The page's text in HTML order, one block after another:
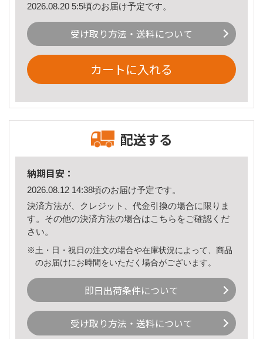
2026.08.20 5:5頃のお届け予定です。
受け取り方法・送料について
カートに入れる
配送する
納期目安：
2026.08.12 14:38頃のお届け予定です。
決済方法が、クレジット、代金引換の場合に限りま
す。その他の決済方法の場合はこちら をご確認くだ
さい。
※土・日・祝日の注文の場合や在庫状況によって、商品
のお届けにお時間をいただく場合がございます。
即日出荷条件について
受け取り方法・送料について